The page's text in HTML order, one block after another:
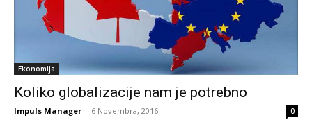
Ekonomija
Koliko globalizacije nam je potrebno
Impuls Manager - 6 Novembra, 2016 0